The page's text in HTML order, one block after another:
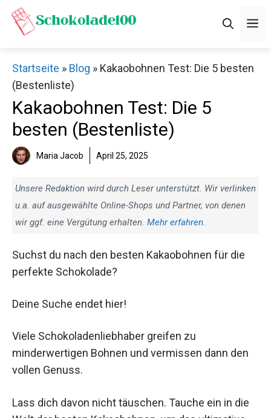
Zum
Inhalt
Startseite » Blog » Kakaobohnen Test: Die 5 besten
(Bestenliste)
Kakaobohnen Test: Die 5
besten (Bestenliste)
Maria Jacob April 25, 2025
Unsere Redaktion wird durch Leser unterstützt. Wir verlinken
u.a. auf ausgewählte Online-Shops und Partner, von denen
wir ggf. eine Vergütung erhalten. Mehr erfahren.
Suchst du nach den besten Kakaobohnen für die
perfekte Schokolade?
Deine Suche endet hier!
Viele Schokoladenliebhaber greifen zu
minderwertigen Bohnen und vermissen dann den
vollen Genuss.
Lass dich davon nicht täuschen. Tauche ein in die